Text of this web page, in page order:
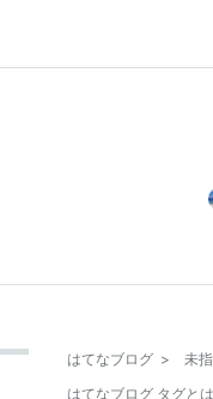
はてなブログ > 未
はてなブログ タグとは